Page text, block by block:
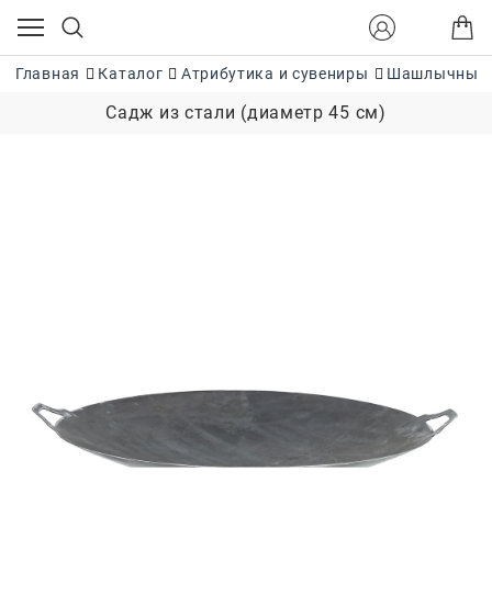
Главная Каталог Атрибутика и сувениры Шашлычные
Садж из стали (диаметр 45 см)